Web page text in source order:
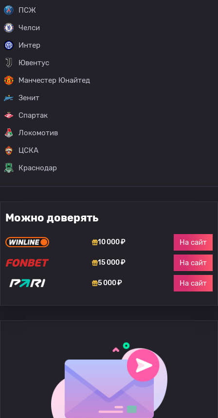
ПСЖ
Челси
Интер
Ювентус
Манчестер Юнайтед
Зенит
Спартак
Локомотив
ЦСКА
Краснодар
Можно доверять
10 000 ₽ На сайт
15 000 ₽ На сайт
5 000 ₽ На сайт